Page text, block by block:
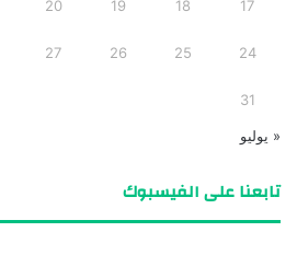
17
18
19
20
24
25
26
27
31
« يوليو
تابعنا على الفيسبوك